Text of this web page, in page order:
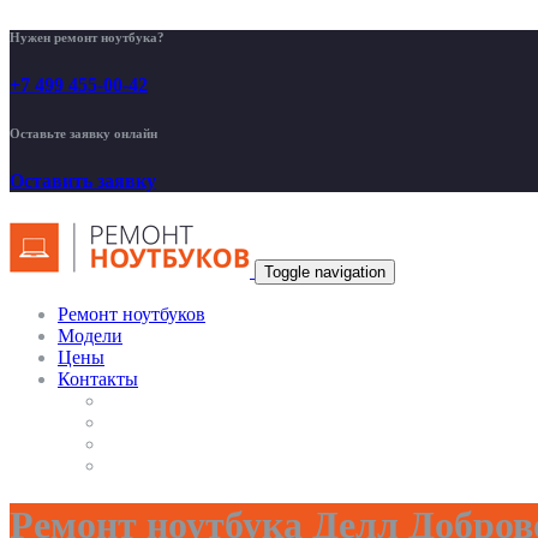
Нужен ремонт ноутбука?
+7 499 455-00-42
Оставьте заявку онлайн
Оставить заявку
Toggle navigation
Ремонт ноутбуков
Модели
Цены
Контакты
Ремонт ноутбука Делл